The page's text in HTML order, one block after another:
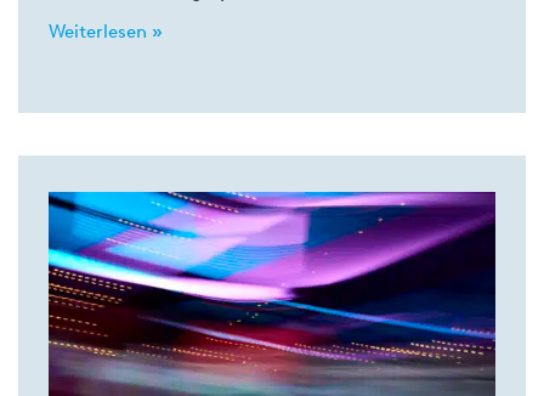
Weiterlesen »